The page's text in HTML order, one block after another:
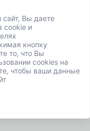
Вы даете
cookie и
кнопку
то, что Вы
cookies на
чтобы ваши данные